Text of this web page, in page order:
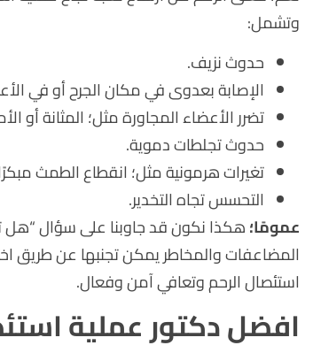
وتشمل:
حدوث نزيف.
الإصابة بعدوى في مكان الجرح أو في
تضرر الأعضاء المجاورة مثل؛ المثانة أو
حدوث تجلطات دموية.
تغيرات هرمونية مثل؛ انقطاع الطمث
التحسس تجاه التخدير.
عمومًا؛هكذا نكون قد جاوبنا على سؤال “هل
المضاعفات والمخاطر يمكن تجنبها عن طريق
استئصال الرحم وتعافي آمن وفعال.
افضل دكتور عملية